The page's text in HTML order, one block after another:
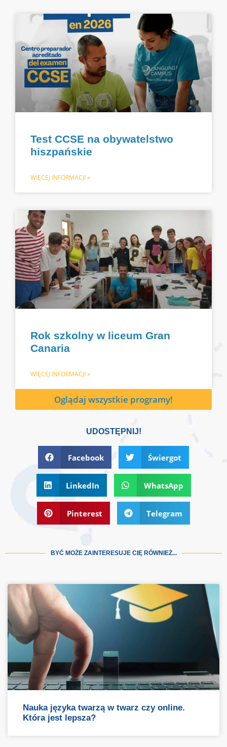
Test CCSE na obywatelstwo
hiszpańskie
WIĘCEJ INFORMACJI »
Rok szkolny w liceum Gran
Canaria
WIĘCEJ INFORMACJI »
Oglądaj wszystkie programy!
UDOSTĘPNIJ!
Facebook Świergot
LinkedIn WhatsApp
Pinterest Telegram
BYĆ MOŻE ZAINTERESUJE CIĘ RÓWNIEŻ...
Nauka języka twarzą w twarz czy online.
Która jest lepsza?